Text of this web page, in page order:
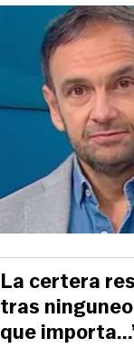
La certera
tras
que